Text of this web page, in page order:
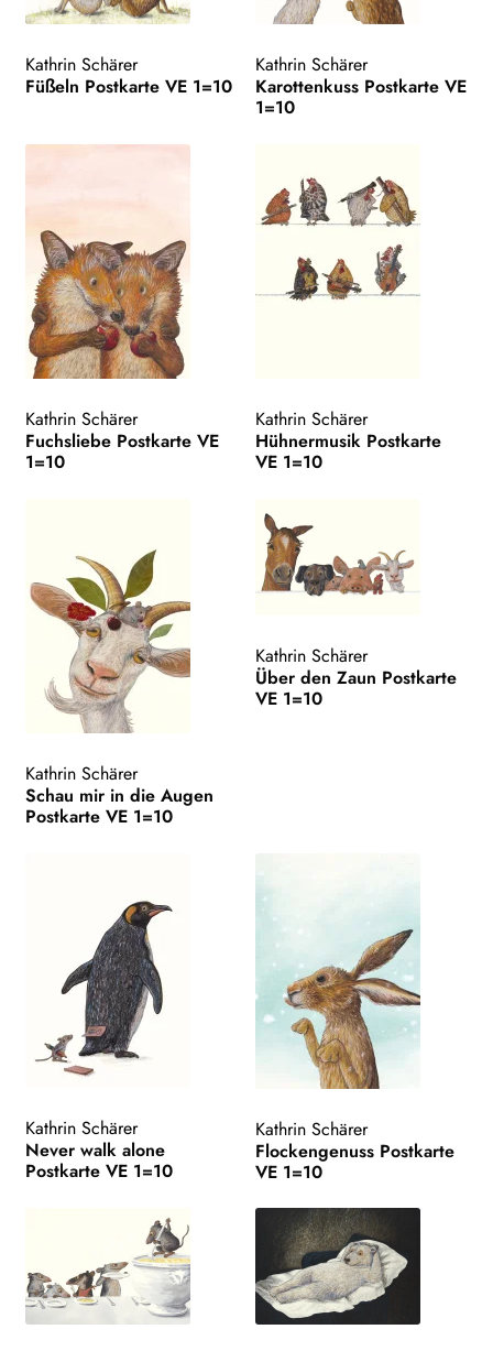
Kathrin Schärer
Füßeln Postkarte VE 1=10
Kathrin Schärer
Karottenkuss Postkarte VE
1=10
Kathrin Schärer
Fuchsliebe Postkarte VE
1=10
Kathrin Schärer
Hühnermusik Postkarte
VE 1=10
Kathrin Schärer
Schau mir in die Augen
Postkarte VE 1=10
Kathrin Schärer
Über den Zaun Postkarte
VE 1=10
Kathrin Schärer
Never walk alone
Postkarte VE 1=10
Kathrin Schärer
Flockengenuss Postkarte
VE 1=10